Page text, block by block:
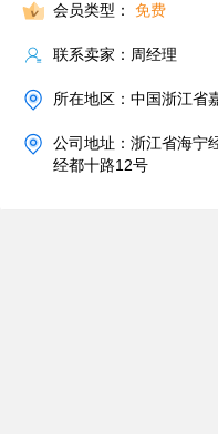
会员类型： 免费
联系卖家：周经理
所在地区：中国浙江省
公司地址：浙江省海宁
经都十路12号